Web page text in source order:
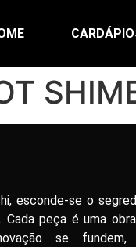
esconde-se o
Cada peça é uma
se fundem,